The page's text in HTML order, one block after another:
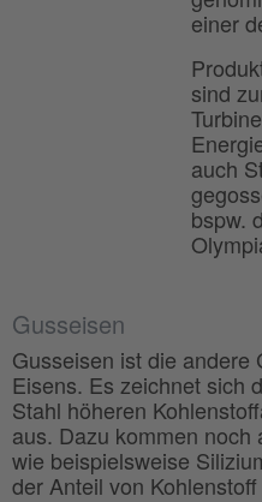
einer
sind
auch
bspw.
Gusseisen
Gusseisen ist die andere
Eisens. Es zeichnet sich
Stahl höheren
aus. Dazu kommen
wie beispielsweise
der Anteil von